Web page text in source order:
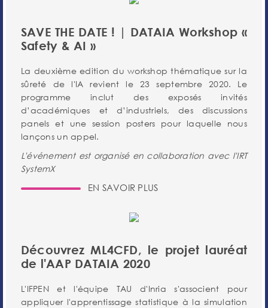
SAVE THE DATE ! | DATAIA Workshop «
Safety & AI »
La deuxième edition du workshop thématique sur la
sûreté de l'IA revient le 23 septembre 2020. Le
programme inclut des exposés invités
d’académiques et d’industriels, des discussions
panels et une session posters pour laquelle nous
lançons un appel.
L'événement est organisé en collaboration avec l'IRT
SystemX
EN SAVOIR PLUS
Découvrez ML4CFD, le projet lauréat
de l'AAP DATAIA 2020
L'IFPEN et l'équipe TAU d'Inria s'associent pour
appliquer l'apprentissage statistique à la simulation